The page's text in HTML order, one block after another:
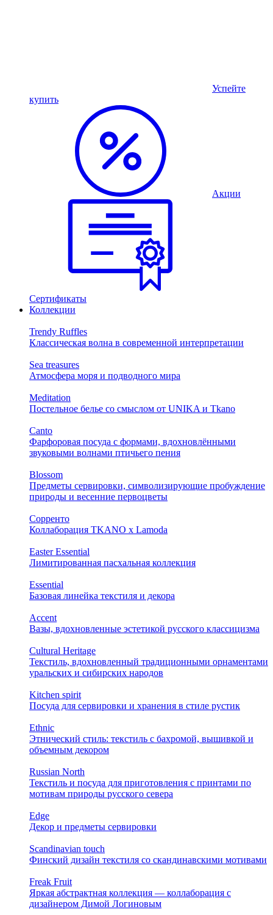
Успейте
купить
Акции
Сертификаты
Коллекции
Trendy Ruffles
Классическая волна в современной интерпретации
Sea treasures
Атмосфера моря и подводного мира
Meditation
Постельное белье со смыслом от UNIKA и Tkano
Canto
Фарфоровая посуда с формами, вдохновлёнными
звуковыми волнами птичьего пения
Blossom
Предметы сервировки, символизирующие пробуждение
природы и весенние первоцветы
Сорренто
Коллаборация TKANO х Lamoda
Easter Essential
Лимитированная пасхальная коллекция
Essential
Базовая линейка текстиля и декора
Accent
Вазы, вдохновленные эстетикой русского классицизма
Cultural Heritage
Текстиль, вдохновленный традиционными орнаментами
уральских и сибирских народов
Kitchen spirit
Посуда для сервировки и хранения в стиле рустик
Ethnic
Этнический стиль: текстиль с бахромой, вышивкой и
объемным декором
Russian North
Текстиль и посуда для приготовления с принтами по
мотивам природы русского севера
Edge
Декор и предметы сервировки
Scandinavian touch
Финский дизайн текстиля со скандинавскими мотивами
Freak Fruit
Яркая абстрактная коллекция — коллаборация с
дизайнером Димой Логиновым